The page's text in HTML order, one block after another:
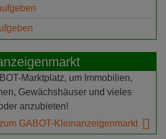
Marktplatz, um Immobilien,
Gewächshäuser und vieles
anzubieten!
zum GABOT-Kleinanzeigenmarkt